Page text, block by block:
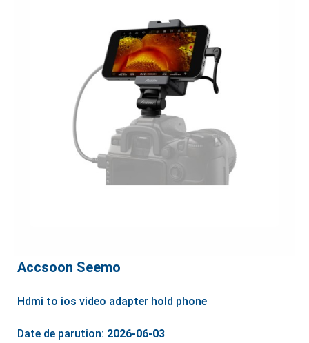
Accsoon Seemo
Hdmi to ios video adapter hold phone
Date de parution: 2026-06-03